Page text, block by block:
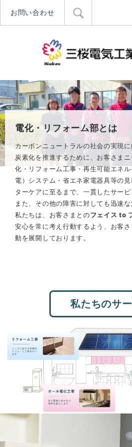
お問い合わせ
電化・リフォーム部とは
カーボンニュートラルの社会の実現
炭素化を推進するために、お客さま
化・リフォーム工事・再生可能エネ
電）システム・省エネ家電器具等の
ターケアに至るまで、一貫したサービ
また、その他の障害に対しても迅速な
私たちは、お客さまとのフェイス to
安心を常に考え行動するよう、お客
動を展開しております。
私たちのサ